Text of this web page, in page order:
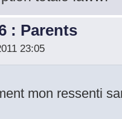
: Parents
23:05
mon ressenti